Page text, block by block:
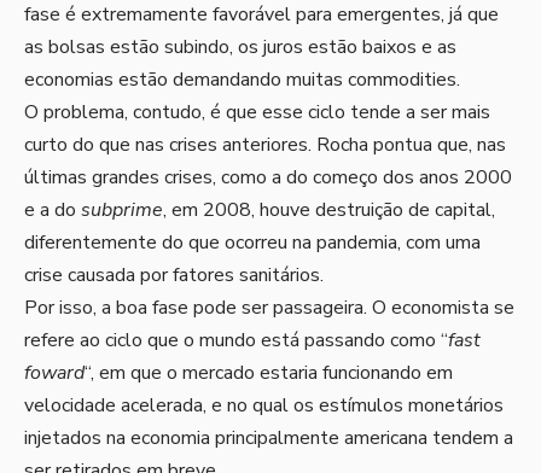
fase é extremamente favorável para emergentes, já que
as bolsas estão subindo, os juros estão baixos e as
economias estão demandando muitas commodities.
O problema, contudo, é que esse ciclo tende a ser mais
curto do que nas crises anteriores. Rocha pontua que, nas
últimas grandes crises, como a do começo dos anos 2000
e a do subprime, em 2008, houve destruição de capital,
diferentemente do que ocorreu na pandemia, com uma
crise causada por fatores sanitários.
Por isso, a boa fase pode ser passageira. O economista se
refere ao ciclo que o mundo está passando como “fast
foward“, em que o mercado estaria funcionando em
velocidade acelerada, e no qual os estímulos monetários
injetados na economia principalmente americana tendem a